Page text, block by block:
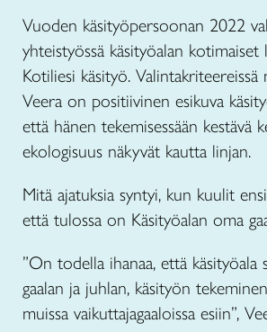
Vuoden käsityöpersoonan 2022
yhteistyössä käsityöalan
Kotiliesi käsityö. Valintakriteereissä
Veera on positiivinen esikuva
että hänen tekemisessään kestävä
ekologisuus näkyvät kautta linjan.
Mitä ajatuksia syntyi, kun kuulit
että tulossa on Käsityöalan oma
”On todella ihanaa, että käsityöala
gaalan ja juhlan, käsityön
muissa vaikuttajagaaloissa esiin”,